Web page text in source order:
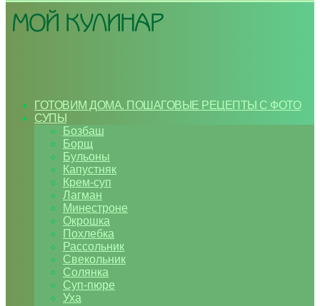
ГОТОВИМ ДОМА. ПОШАГОВЫЕ РЕЦЕПТЫ С ФОТО
СУПЫ
Бозбаш
Борщ
Бульоны
Капустняк
Крем-суп
Лагман
Минестроне
Окрошка
Похлебка
Рассольник
Свекольник
Солянка
Суп-пюре
Уха